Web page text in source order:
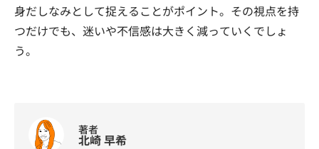
身だしなみとして捉えることがポイント。その視点を持
つだけでも、迷いや不信感は大きく減っていくでしょ
う。
著者
北崎 早希